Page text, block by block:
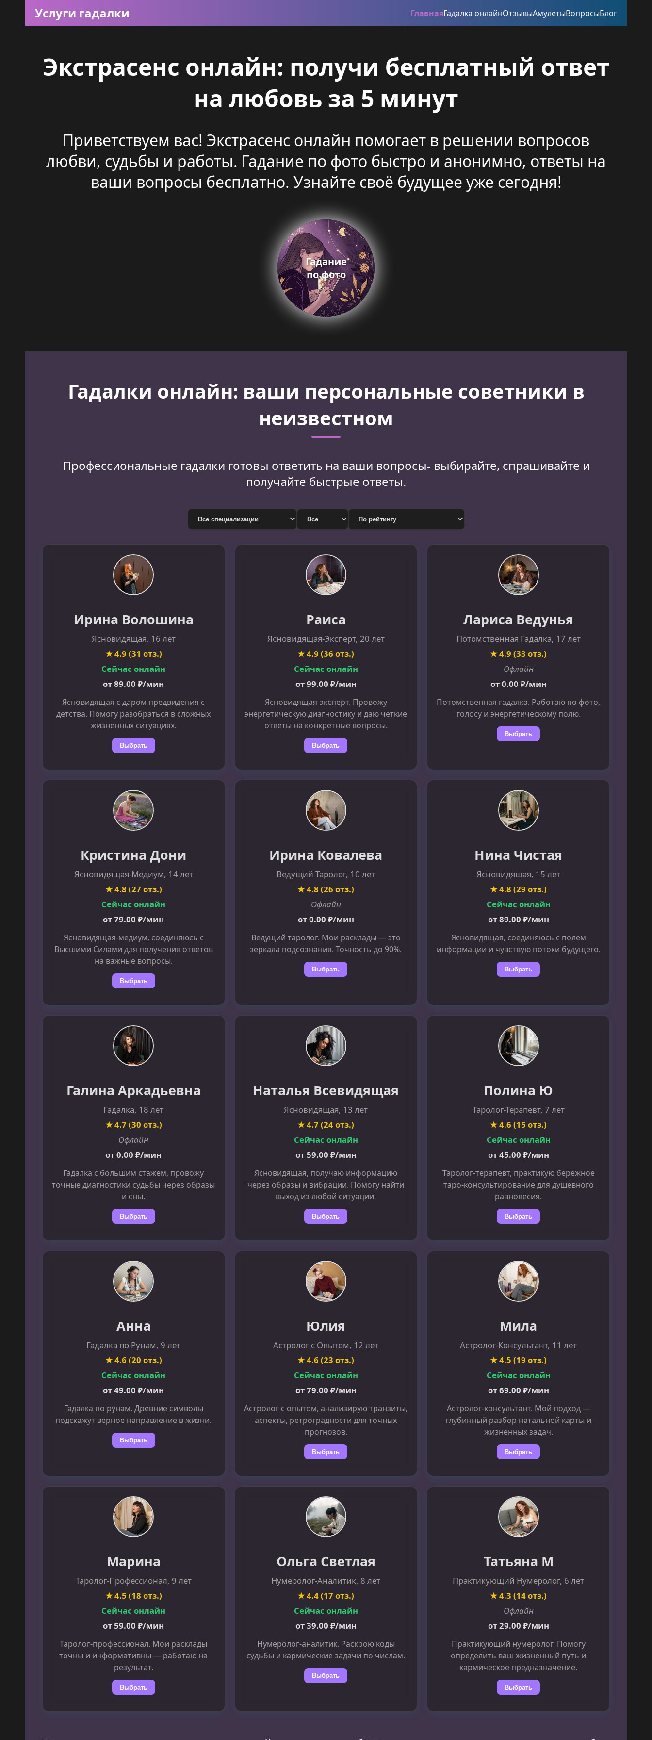
Услуги гадалки ГлавнаяГадалка онлайнОтзывыАмулетыВопросыБлог
Экстрасенс онлайн: получи бесплатный ответ
на любовь за 5 минут
Приветствуем вас! Экстрасенс онлайн помогает в решении вопросов
любви, судьбы и работы. Гадание по фото быстро и анонимно, ответы на
ваши вопросы бесплатно. Узнайте своё будущее уже сегодня!
Гадание
по фото
Гадалки онлайн: ваши персональные советники в
неизвестном
Профессиональные гадалки готовы ответить на ваши вопросы- выбирайте, спрашивайте и
получайте быстрые ответы.
Ирина Волошина
Ясновидящая, 16 лет
★ 4.9 (31 отз.)
Сейчас онлайн
от 89.00 ₽/мин
Ясновидящая с даром предвидения с
детства. Помогу разобраться в сложных
жизненных ситуациях.
Выбрать
Раиса
Ясновидящая-Эксперт, 20 лет
★ 4.9 (36 отз.)
Сейчас онлайн
от 99.00 ₽/мин
Ясновидящая-эксперт. Провожу
энергетическую диагностику и даю чёткие
ответы на конкретные вопросы.
Выбрать
Лариса Ведунья
Потомственная Гадалка, 17 лет
★ 4.9 (33 отз.)
Офлайн
от 0.00 ₽/мин
Потомственная гадалка. Работаю по фото,
голосу и энергетическому полю.
Выбрать
Кристина Дони
Ясновидящая-Медиум, 14 лет
★ 4.8 (27 отз.)
Сейчас онлайн
от 79.00 ₽/мин
Ясновидящая-медиум, соединяюсь с
Высшими Силами для получения ответов
на важные вопросы.
Выбрать
Ирина Ковалева
Ведущий Таролог, 10 лет
★ 4.8 (26 отз.)
Офлайн
от 0.00 ₽/мин
Ведущий таролог. Мои расклады — это
зеркала подсознания. Точность до 90%.
Выбрать
Нина Чистая
Ясновидящая, 15 лет
★ 4.8 (29 отз.)
Сейчас онлайн
от 89.00 ₽/мин
Ясновидящая, соединяюсь с полем
информации и чувствую потоки будущего.
Выбрать
Галина Аркадьевна
Гадалка, 18 лет
★ 4.7 (30 отз.)
Офлайн
от 0.00 ₽/мин
Гадалка с большим стажем, провожу
точные диагностики судьбы через образы
и сны.
Выбрать
Наталья Всевидящая
Ясновидящая, 13 лет
★ 4.7 (24 отз.)
Сейчас онлайн
от 59.00 ₽/мин
Ясновидящая, получаю информацию
через образы и вибрации. Помогу найти
выход из любой ситуации.
Выбрать
Полина Ю
Таролог-Терапевт, 7 лет
★ 4.6 (15 отз.)
Сейчас онлайн
от 45.00 ₽/мин
Таролог-терапевт, практикую бережное
таро-консультирование для душевного
равновесия.
Выбрать
Анна
Гадалка по Рунам, 9 лет
★ 4.6 (20 отз.)
Сейчас онлайн
от 49.00 ₽/мин
Гадалка по рунам. Древние символы
подскажут верное направление в жизни.
Выбрать
Юлия
Астролог с Опытом, 12 лет
★ 4.6 (23 отз.)
Сейчас онлайн
от 79.00 ₽/мин
Астролог с опытом, анализирую транзиты,
аспекты, ретроградности для точных
прогнозов.
Выбрать
Мила
Астролог-Консультант, 11 лет
★ 4.5 (19 отз.)
Сейчас онлайн
от 69.00 ₽/мин
Астролог-консультант. Мой подход —
глубинный разбор натальной карты и
жизненных задач.
Выбрать
Марина
Таролог-Профессионал, 9 лет
★ 4.5 (18 отз.)
Сейчас онлайн
от 59.00 ₽/мин
Таролог-профессионал. Мои расклады
точны и информативны — работаю на
результат.
Выбрать
Ольга Светлая
Нумеролог-Аналитик, 8 лет
★ 4.4 (17 отз.)
Сейчас онлайн
от 39.00 ₽/мин
Нумеролог-аналитик. Раскрою коды
судьбы и кармические задачи по числам.
Выбрать
Татьяна М
Практикующий Нумеролог, 6 лет
★ 4.3 (14 отз.)
Офлайн
от 29.00 ₽/мин
Практикующий нумеролог. Помогу
определить ваш жизненный путь и
кармическое предназначение.
Выбрать